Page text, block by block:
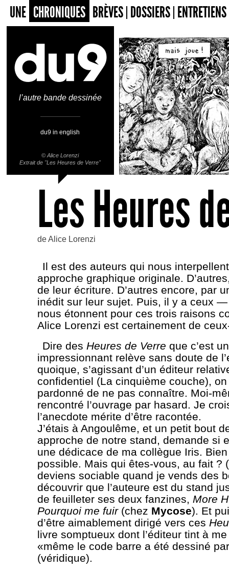
UNE CHRONIQUES BRÈVES DOSSIERS ENTRETIENS
l’autre bande dessinée
du9 in english
© Alice Lorenzi
Extrait de "Les Heures de Verre"
Les Heures
de Alice Lorenzi
Il est des auteurs qui nous
approche graphique originale.
de leur écriture. D’autres encore, par
inédit sur leur sujet. Puis, il y a ceux
nous étonnent pour ces trois raisons
Alice Lorenzi est certainement de
Dire des Heures de Verre que c’est
impressionnant relève sans doute de
quoique, s’agissant d’un éditeur
confidentiel (La cinquième couche),
pardonné de ne pas connaître. Moi-
rencontré l’ouvrage par hasard. Je
l’anecdote mérite d’être racontée.
J’étais à Angoulême, et un petit bout
approche de notre stand, demande si
une dédicace de ma collègue Iris. Bien
possible. Mais qui êtes-vous, au fait ?
deviens sociable quand je vends des
découvrir que l’auteure est du stand
de feuilleter ses deux fanzines, More
Pourquoi me fuir(chez Mycose). Et
d’être aimablement dirigé vers ces
livre somptueux dont l’éditeur tint à
«même le code barre a été dessiné
(véridique).